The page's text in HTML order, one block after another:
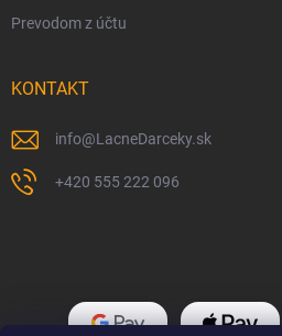
Prevodom z účtu
KONTAKT
info@LacneDarceky.sk
+420 555 222 096